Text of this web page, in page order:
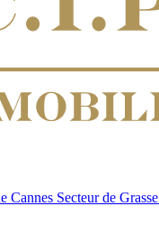
Cannes Secteur de Grasse